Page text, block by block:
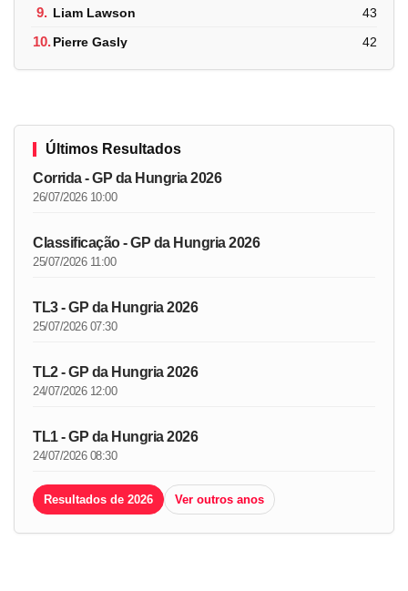
9. Liam Lawson 43
10.Pierre Gasly 42
Últimos Resultados
Corrida - GP da Hungria 2026
26/07/2026 10:00
Classificação - GP da Hungria 2026
25/07/2026 11:00
TL3 - GP da Hungria 2026
25/07/2026 07:30
TL2 - GP da Hungria 2026
24/07/2026 12:00
TL1 - GP da Hungria 2026
24/07/2026 08:30
Resultados de 2026 Ver outros anos